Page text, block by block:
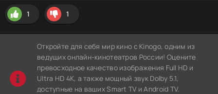
1 1
Откройте для себя мир кино с Kinogo, одним из
ведущих онлайн-кинотеатров России! Оцените
превосходное качество изображения Full HD и
Ultra HD 4K, а также мощный звук Dolby 5.1,
доступные на ваших Smart TV и Android TV.